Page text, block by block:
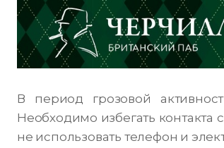
В период грозовой
Необходимо избегать контакта
не использовать телефон и